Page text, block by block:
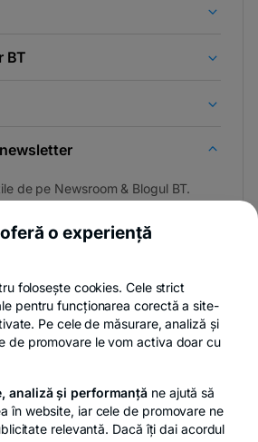
BT
de pe Newsroom & Blogul BT.
de confidențialitatePolitica de cookies
o experiență
folosește cookies. Cele strict
pentru funcționarea corectă a site-
Pe cele de măsurare, analiză și
de promovare le vom activa doar cu
analiză și performanță ne ajută să
în website, iar cele de promovare ne
relevantă. Dacă îți dai acordul